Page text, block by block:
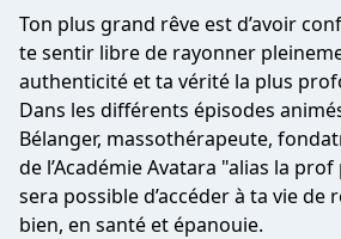
Ton plus grand rêve est d’avoir
te sentir libre de rayonner
authenticité et ta vérité la plus
Dans les différents épisodes
Bélanger, massothérapeute,
de l’Académie Avatara "alias la
sera possible d’accéder à ta vie de
bien, en santé et épanouie.